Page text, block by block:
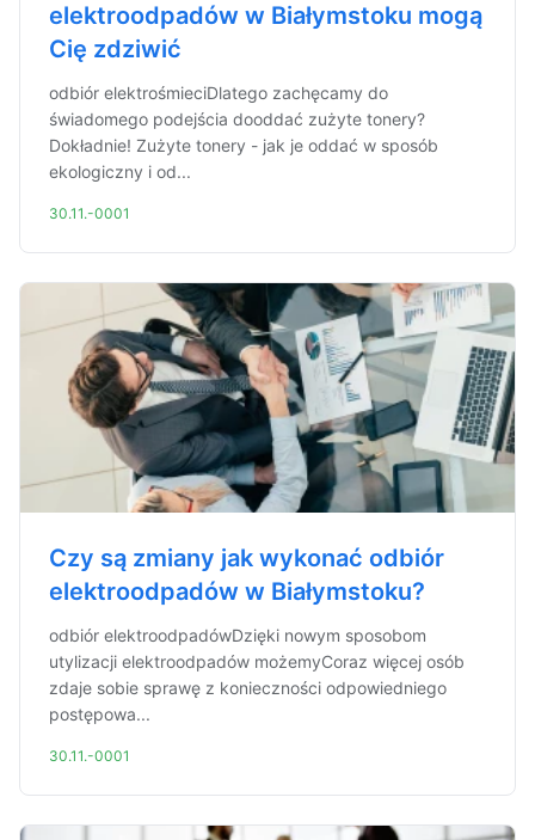
elektroodpadów w Białymstoku mogą
Cię zdziwić
odbiór elektrośmieciDlatego zachęcamy do
świadomego podejścia dooddać zużyte tonery?
Dokładnie! Zużyte tonery - jak je oddać w sposób
ekologiczny i od...
30.11.-0001
Czy są zmiany jak wykonać odbiór
elektroodpadów w Białymstoku?
odbiór elektroodpadówDzięki nowym sposobom
utylizacji elektroodpadów możemyCoraz więcej osób
zdaje sobie sprawę z konieczności odpowiedniego
postępowa...
30.11.-0001